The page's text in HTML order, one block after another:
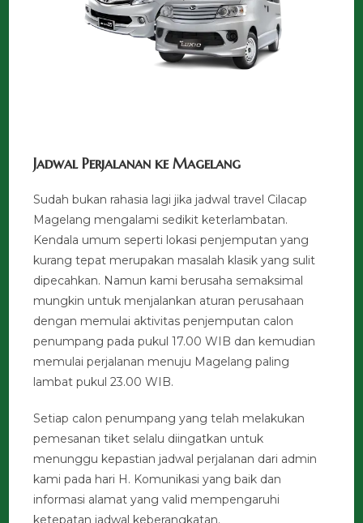
Jadwal Perjalanan ke Magelang
Sudah bukan rahasia lagi jika jadwal travel Cilacap
Magelang mengalami sedikit keterlambatan.
Kendala umum seperti lokasi penjemputan yang
kurang tepat merupakan masalah klasik yang sulit
dipecahkan. Namun kami berusaha semaksimal
mungkin untuk menjalankan aturan perusahaan
dengan memulai aktivitas penjemputan calon
penumpang pada pukul 17.00 WIB dan kemudian
memulai perjalanan menuju Magelang paling
lambat pukul 23.00 WIB.
Setiap calon penumpang yang telah melakukan
pemesanan tiket selalu diingatkan untuk
menunggu kepastian jadwal perjalanan dari admin
kami pada hari H. Komunikasi yang baik dan
informasi alamat yang valid mempengaruhi
ketepatan jadwal keberangkatan.